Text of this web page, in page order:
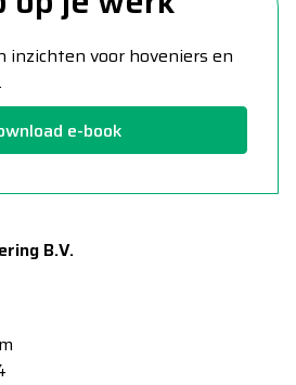
inzichten voor hoveniers en
e-book
B.V.